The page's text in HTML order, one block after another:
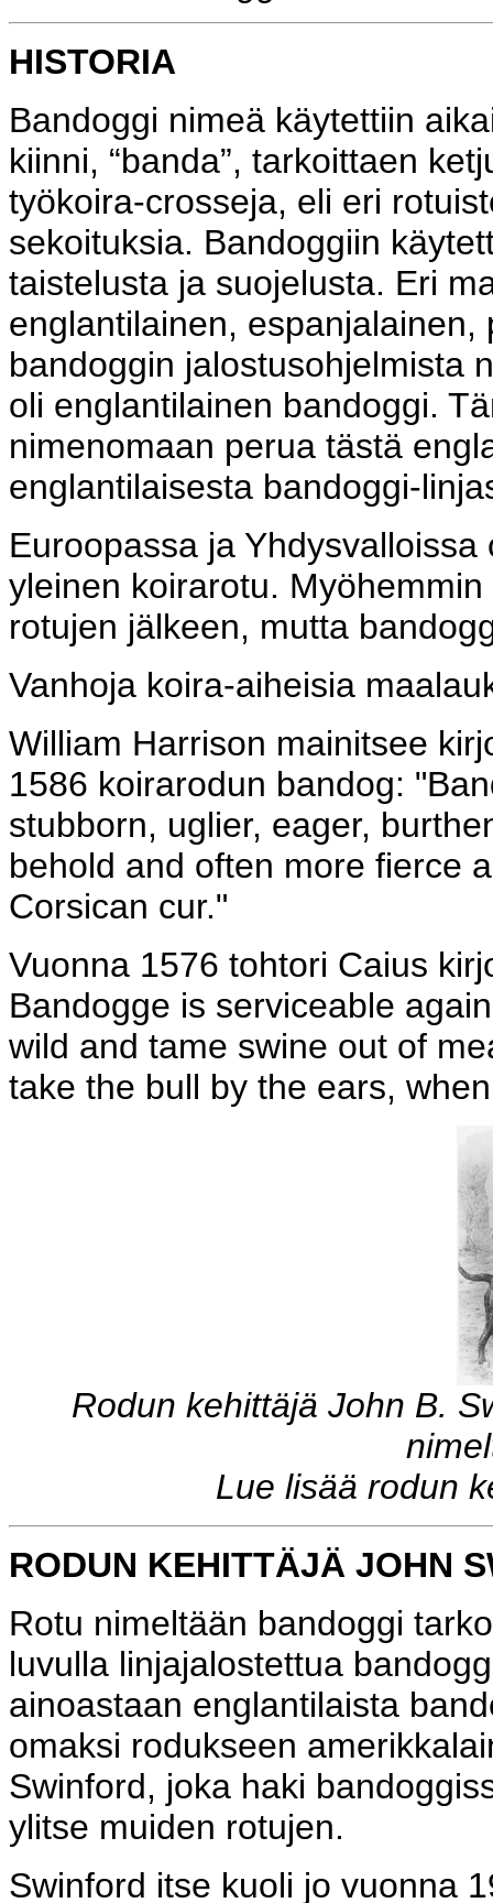
HISTORIA
Bandoggi nimeä käytettiin
kiinni, “banda”, tarkoittaen
työkoira-crosseja, eli eri
sekoituksia. Bandoggiin
taistelusta ja suojelusta. Eri
englantilainen,
bandoggin jalostusohjelmista
oli englantilainen bandoggi.
nimenomaan perua tästä
englantilaisesta bandoggi-
Euroopassa ja
yleinen koirarotu.
rotujen jälkeen, mutta
Vanhoja koira-aiheisia
William Harrison mainitsee
1586 koirarodun bandog:
stubborn, uglier, eager,
behold and often more fierce
Corsican cur."
Vuonna 1576 tohtori Caius
Bandogge is serviceable
wild and tame swine out of
take the bull by the ears,
Rodun kehittäjä John B.
Lue lisää rodun
RODUN KEHITTÄJÄ JOHN
Rotu nimeltään bandoggi
luvulla linjajalostettua
ainoastaan englantilaista
omaksi rodukseen
Swinford, joka haki
ylitse muiden rotujen.
Swinford itse kuoli jo vuonna